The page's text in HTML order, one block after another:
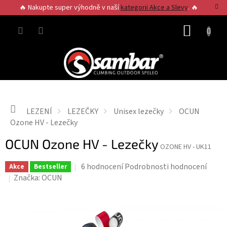
na
obsah
🔥 Nakupte super výhodně v našíkategorii Akce a Slevy. 🔥
Domů
LEZENÍ LEZEČKY Unisex lezečky
OCUN
Ozone HV - Lezečky
OCUN Ozone HV - Lezečky OZONE HV - UK11
Akce Bestseller
Průměrné
z
6 hodnocení Podrobnosti hodnocení
Značka:OCUN